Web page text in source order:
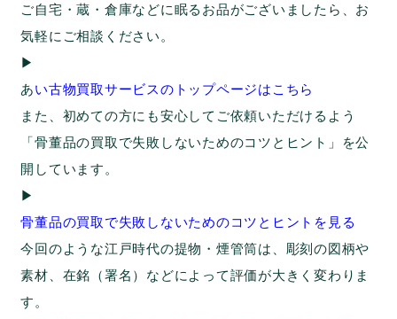
ご自宅・蔵・倉庫などに眠るお品がございましたら、お
気軽にご相談ください。
▶︎
あい古物買取サービスのトップページはこちら
また、初めての方にも安心してご依頼いただけるよう
「骨董品の買取で失敗しないためのコツとヒント」を公
開しています。
▶︎
骨董品の買取で失敗しないためのコツとヒントを見る
今回のような江戸時代の提物・煙管筒は、彫刻の図柄や
素材、在銘（署名）などによって評価が大きく変わりま
す。